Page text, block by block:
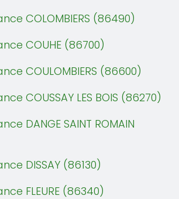
COLOMBIERS (86490)
COUHE (86700)
COULOMBIERS (86600)
COUSSAY LES BOIS (86270)
DANGE SAINT ROMAIN
DISSAY (86130)
FLEURE (86340)